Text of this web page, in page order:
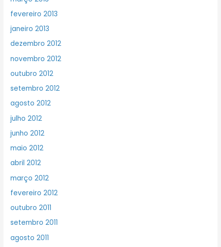
fevereiro 2013
janeiro 2013
dezembro 2012
novembro 2012
outubro 2012
setembro 2012
agosto 2012
julho 2012
junho 2012
maio 2012
abril 2012
março 2012
fevereiro 2012
outubro 2011
setembro 2011
agosto 2011